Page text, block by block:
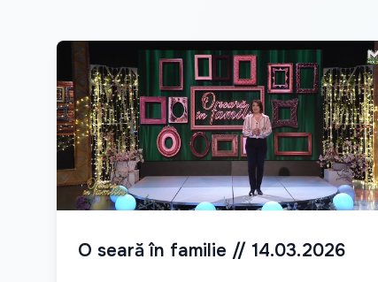
O seară în familie // 14.03.2026